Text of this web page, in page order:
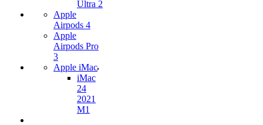
Ultra 2
Apple
Airpods 4
Apple
Airpods Pro
3
Apple iMac
iMac
24
2021
M1